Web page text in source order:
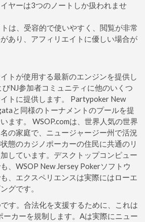
ヤーは3つのノートしか扱われませ
は、受容的で使いやすく、閲覧が非常
あり、アフィリエイトに優しい場合が
トが使用する最新のエンジンを提供し
NJ参加者コミュニティに他のいくつ
トに提供します。 Partypoker New
と同様のトーナメントのプールを提
ます。 WSOP.comは、世界人気の世界
の家庭で、ニュージャージー州で活況
態のカジノポーカーの住民に共通のリ
しています。デスクトップコンピュー
、WSOP New Jersey Pokerソフトウ
、エクスペリエンスは実際にはローエ
グです。
す。合法化を支援するために、これは
カーを規制します。Aは実際にニュー